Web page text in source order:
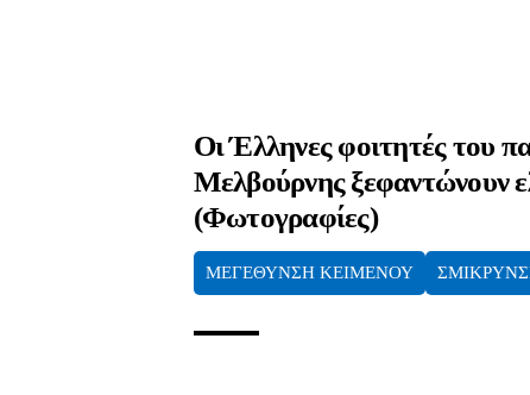
Οι Έλληνες φοιτητές του
Μελβούρνης ξεφαντώνουν
(Φωτογραφίες)
ΜΕΓΕΘΥΝΣΗ ΚΕΙΜΕΝΟΥ